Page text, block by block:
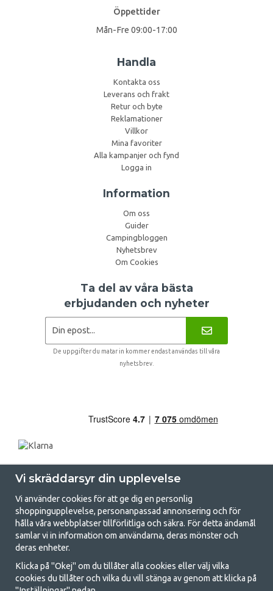
Öppettider
Mån-Fre 09:00-17:00
Handla
Kontakta oss
Leverans och frakt
Retur och byte
Reklamationer
Villkor
Mina favoriter
Alla kampanjer och fynd
Logga in
Information
Om oss
Guider
Campingbloggen
Nyhetsbrev
Om Cookies
Ta del av våra bästa
erbjudanden och nyheter
De uppgifter du matar in kommer endast användas till våra
nyhetsbrev.
GetCamping.se - Din butik för camping
och uteliv
Att campa kan antingen vara en livsstil eller ett sätt att samla familjen
Vi skräddarsyr din upplevelse
Vi använder cookies för att ge dig en personlig
shoppingupplevelse, personanpassad annonsering och för
hålla våra webbplatser tillförlitliga och säkra. För detta ändamål
samlar vi in information om användarna, deras mönster och
deras enheter.
Klicka på "Okej" om du tillåter alla cookies eller välj vilka
cookies du tillåter och vilka du vill stänga av genom att klicka på